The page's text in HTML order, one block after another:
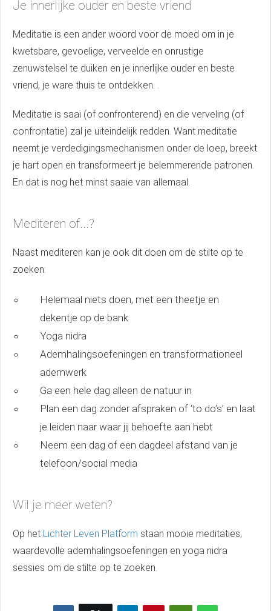
Je innerlijke ouder en beste vriend
Meditatie is een ander woord voor de moed om in je
kwetsbare, gevoelige, verveelde en onrustige
zenuwstelsel te duiken en je innerlijke ouder en beste
vriend, je ware thuis te ontdekken. .
Meditatie is saai (of confronterend) en die verveling (of
confrontatie) zal je uiteindelijk redden. Want meditatie
neemt je verdedigingsmechanismen onder de loep, breekt
je hart open en transformeert je belemmerende patronen.
En dat is nog het minst saaie van allemaal.
Mediteren of...?
Naast mediteren kan je ook dit doen om de stilte op te
zoeken:
Helemaal niets doen, met een theetje en
dekentje op de bank
Yoga nidra
Ademhalingsoefeningen en transformationeel
ademwerk
Ga een hele dag alleen de natuur in
Plan een dag zonder afspraken of ‘to do’s’ en laat
je leiden naar waar jij behoefte aan hebt
Neem een dag of een dagdeel afstand van je
telefoon/social media
Wil je meer weten?
Op het Lichter Leven Platform staan mooie meditaties,
waardevolle ademhalingsoefeningen en yoga nidra
sessies om de stilte op te zoeken.